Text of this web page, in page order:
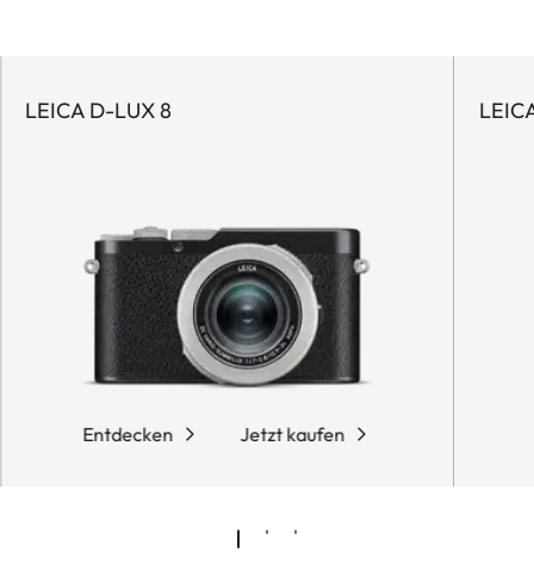
LEICA D-LUX 8
Entdecken Jetzt kaufen